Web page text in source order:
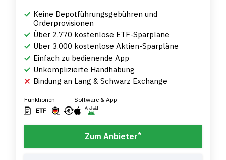
Keine Depotführungsgebühren und
Orderprovisionen
Über 2.770 kostenlose ETF-Sparpläne
Über 3.000 kostenlose Aktien-Sparpläne
Einfach zu bedienende App
Unkomplizierte Handhabung
Bindung an Lang & Schwarz Exchange
Funktionen Software & App
Zum Anbieter*